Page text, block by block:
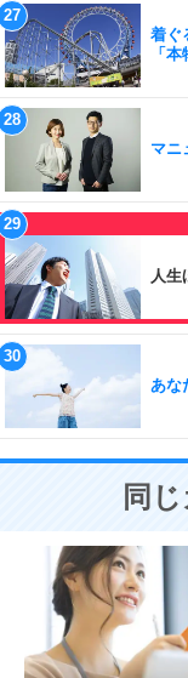
着ぐ
「
マニ
人生
あな
同